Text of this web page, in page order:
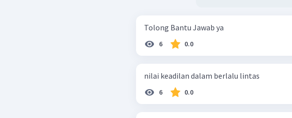
Tolong Bantu Jawab ya
6 0.0
nilai keadilan dalam berlalu lintas
6 0.0